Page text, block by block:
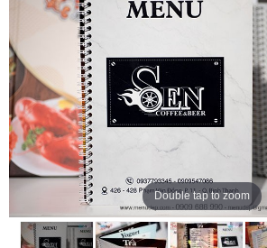
Double tap to zoom